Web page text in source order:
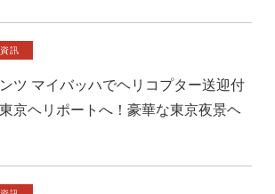
資訊
ツ マイバッハでヘリコプター送迎付
京ヘリポートへ！豪華な東京夜景ヘ